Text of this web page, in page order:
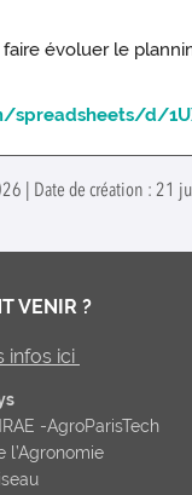
évoluer le
d/
| Date de création : 21
VENIR ?
infos ici
-AgroParisTech
l’Agronomie